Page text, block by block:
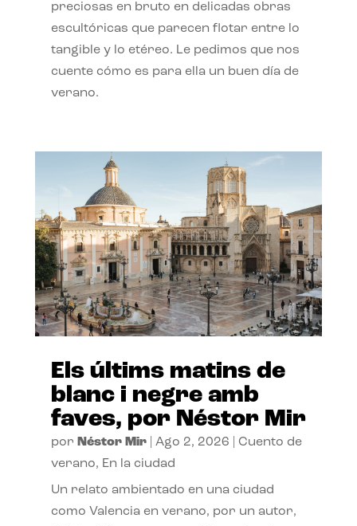
preciosas en bruto en delicadas obras
escultóricas que parecen flotar entre lo
tangible y lo etéreo. Le pedimos que nos
cuente cómo es para ella un buen día de
verano.
Els últims matins de
blanc i negre amb
faves, por Néstor Mir
por Néstor Mir| Ago 2, 2026
Cuento de
verano, En la ciudad
Un relato ambientado en una ciudad
como Valencia en verano, por un autor,